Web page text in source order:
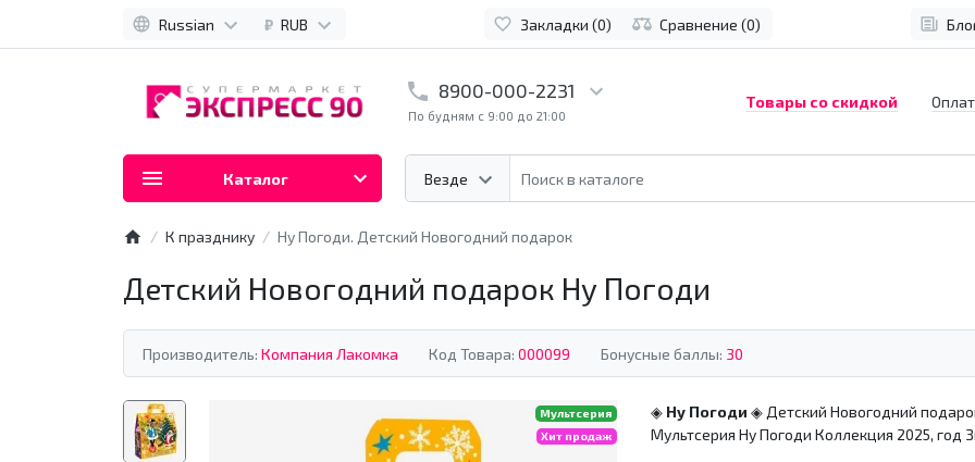
Russian ₽ RUB Закладки (0) Сравнение (0)
8900-000-2231
По будням с 9:00 до 21:00
Везде
Товары со скидкой
Каталог
К празднику Ну Погоди. Детский Новогодний подарок
Детский Новогодний подарок Ну Погоди
Производитель: Компания Лакомка Код Товара: 000099 Бонусные баллы: 30
Мультсерия
Хит продаж
◈ Ну Погоди ◈ Детский Новогодний
Мультсерия Ну Погоди Коллекция 2025, год